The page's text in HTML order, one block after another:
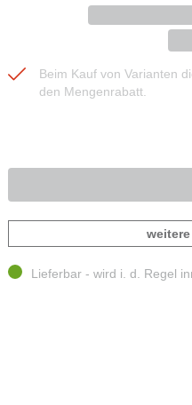
Beim Kauf von Varianten
den Mengenrabatt.
Lieferbar - wird i. d. Regel